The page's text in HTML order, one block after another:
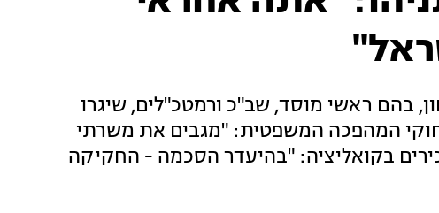
בהם ראשי מוסד, שב"כ ורמטכ"לים, שיגרו
המהפכה המשפטית: "מגבים את משרתי
בקואליציה: "בהיעדר הסכמה - החקיקה